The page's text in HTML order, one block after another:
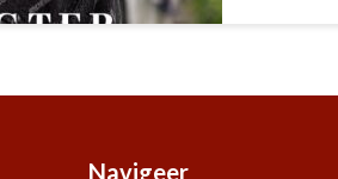
Navigeer